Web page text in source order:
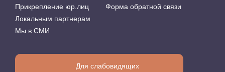
Прикрепление юр.лиц
Локальным партнерам
Мы в СМИ
Форма обратной связи
Для слабовидящих